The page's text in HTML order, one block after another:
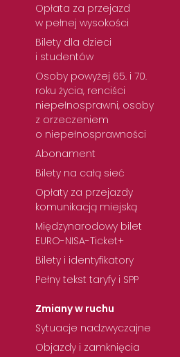
Opłata za przejazd
w pełnej wysokości
Bilety dla dzieci
i studentów
Osoby powyżej 65. i 70.
roku życia, renciści
niepełnosprawni, osoby
z orzeczeniem
o niepełnosprawności
Abonament
Bilety na całą sieć
Opłaty za przejazdy
komunikacją miejską
Międzynarodowy bilet
EURO-NISA-Ticket+
Bilety i identyfikatory
Pełny tekst taryfy i SPP
Zmiany w ruchu
Sytuacje nadzwyczajne
Objazdy i zamknięcia